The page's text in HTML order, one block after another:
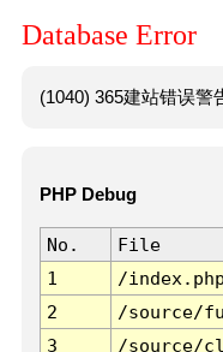
Database Error
(1040) 365建站错误警
PHP Debug
No. File
1
/index.php
2
/source/
3
/source/